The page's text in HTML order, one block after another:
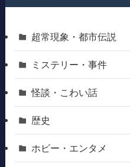
超常現象・都市伝説
ミステリー・事件
怪談・こわい話
歴史
ホビー・エンタメ